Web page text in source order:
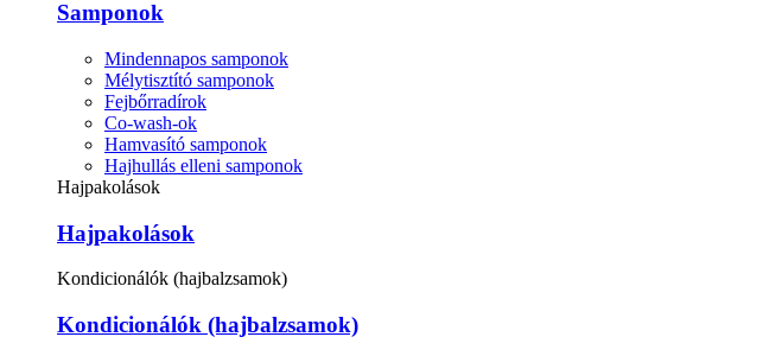
Samponok
Mindennapos samponok
Mélytisztító samponok
Fejbőrradírok
Co-wash-ok
Hamvasító samponok
Hajhullás elleni samponok
Hajpakolások
Hajpakolások
Kondicionálók (hajbalzsamok)
Kondicionálók (hajbalzsamok)